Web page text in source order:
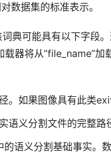
数据集的标准表示。
典可能具有以下字段
器将从”file_name”加
。如果图像具有此类
语义分割文件的完整路
的语义分割基础事实。